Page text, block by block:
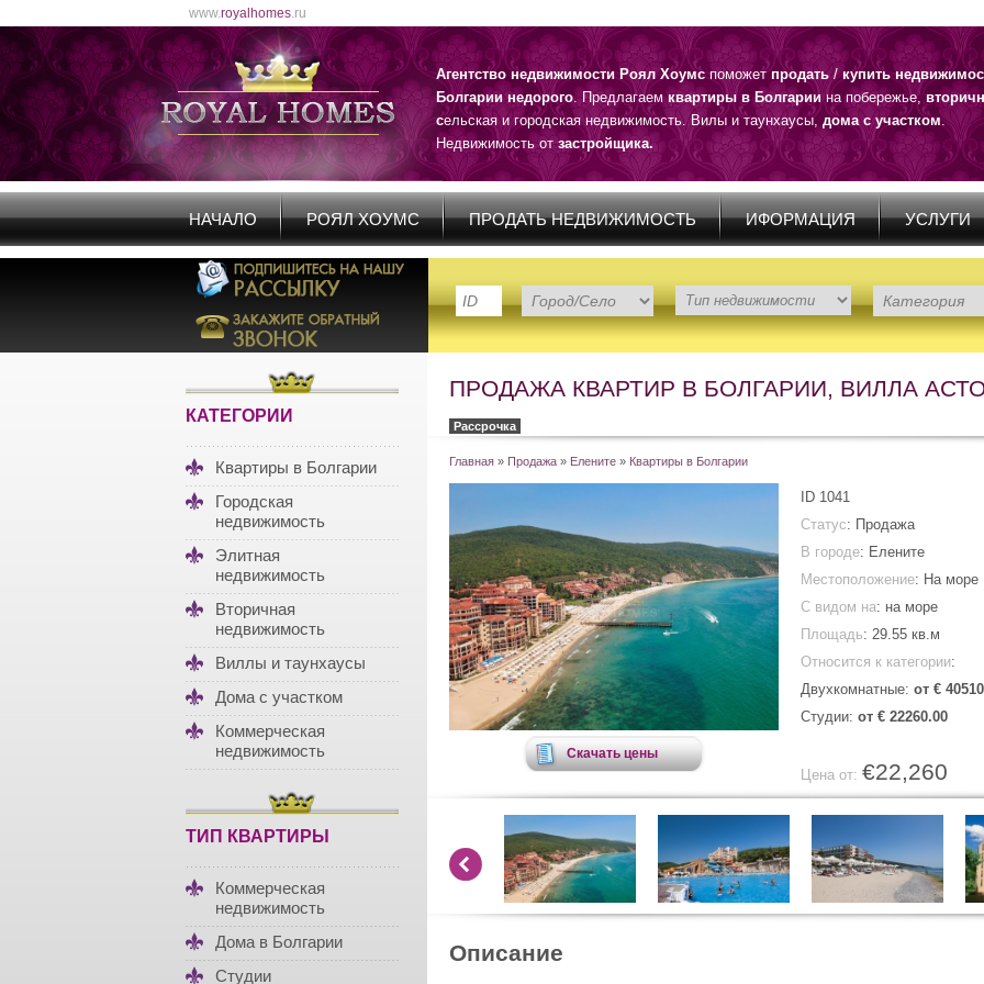
www.royalhomes.ru
Агентство недвижимости Роял Хоумспоможетпродать/купить
Болгарии недорого. Предлагаемквартиры в Болгариина побережье,
сельская и городская недвижимость. Вилы и таунхаусы, дома с участком.
Недвижимость отзастройщика.
НАЧАЛО РОЯЛ ХОУМС ПРОДАТЬ НЕДВИЖИМОСТЬ ИФОРМАЦИЯ УСЛУГИ
КАТЕГОРИИ
Квартиры в Болгарии
Городская
недвижимость
Элитная
недвижимость
Вторичная
недвижимость
Виллы и таунхаусы
Дома с участком
Коммерческая
недвижимость
ТИП КВАРТИРЫ
Коммерческая
недвижимость
Дома в Болгарии
Студии
ПРОДАЖА КВАРТИР В БОЛГАРИИ, ВИЛЛА
Рассрочка
Главная » Продажа » Елените » Квартиры в Болгарии
Скачать цены
ID 1041
Статус: Продажа
В городе: Елените
Местоположение: На море
С видом на: на море
Площадь: 29.55 кв.м
Относится к категории:
Двухкомнатные: от €
Студии: от € 22260.00
Цена от: €22,260
Описание